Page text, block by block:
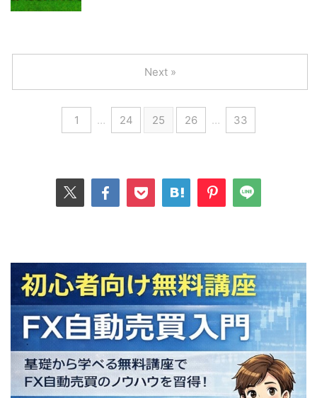
1 … 24 25 26 … 33
Next »